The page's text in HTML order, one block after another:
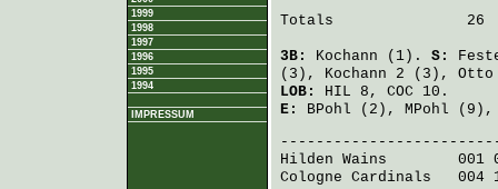
1999
1998
1997
1996
1995
1994
IMPRESSUM
Totals               26
3B: Kochann (1). S:
(3), Kochann 2 (3), Otto
LOB:
HIL 8, COC 10.
E: BPohl (2), MPohl
Hilden Wains
001
Cologne Cardinals
004